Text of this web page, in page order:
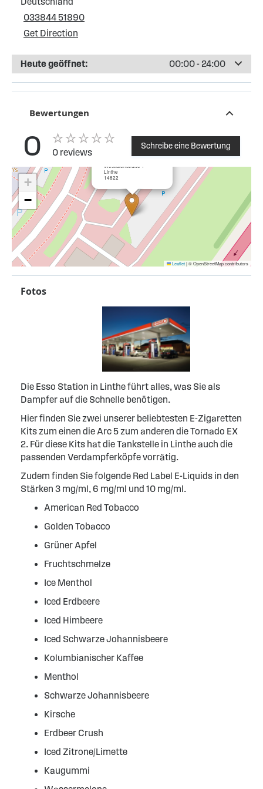
033844 51890
Get Direction
Heute geöffnet: 00:00 - 24:00
Bewertungen
0 0 reviews
Schreibe eine Bewertung
Westfalenstraße 1
Linthe
14822
×
+
−
Leaflet|© OpenStreetMap contributors
Fotos
Die Esso Station in Linthe führt alles, was Sie als
Dampfer auf die Schnelle benötigen.
Hier finden Sie zwei unserer beliebtesten E-Zigaretten
Kits zum einen die Arc 5 zum anderen die Tornado EX
2. Für diese Kits hat die Tankstelle in Linthe auch die
passenden Verdampferköpfe vorrätig.
Zudem finden Sie folgende Red Label E-Liquids in den
Stärken 3 mg/ml, 6 mg/ml und 10 mg/ml.
American Red Tobacco
Golden Tobacco
Grüner Apfel
Fruchtschmelze
Ice Menthol
Iced Erdbeere
Iced Himbeere
Iced Schwarze Johannisbeere
Kolumbianischer Kaffee
Menthol
Schwarze Johannisbeere
Kirsche
Erdbeer Crush
Iced Zitrone/Limette
Kaugummi